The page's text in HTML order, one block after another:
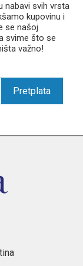
nabavi svih vrsta
kupovinu i
se našoj
svime što se
važno!
Pretplata